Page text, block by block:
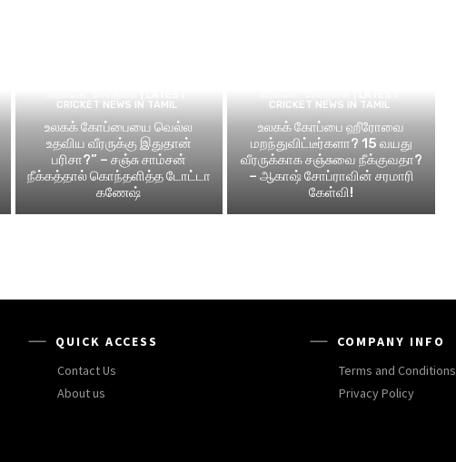
CRICKET NEWS IN TAMIL
உலகக் கோப்பையை வெல்ல
உதவிய வீரருக்கு இதுதான்
பரிசா?” – சஞ்சு சாம்சன்
நீக்கத்தால் கொந்தளித்த டோட்டா
கணேஷ்
CRICKET NEWS IN TAMIL
உலகக் கோப்பை ஹீரோவை
மறந்துவிட்டீர்களா? 15 வயது
வீரருக்காக சஞ்சுவை நீக்குவதா?
– ஆகாஷ் சோப்ராவின் சரமாரி
கேள்வி!
QUICK ACCESS
Contact Us
About us
COMPANY INFO
Terms and Conditions
Privacy Policy